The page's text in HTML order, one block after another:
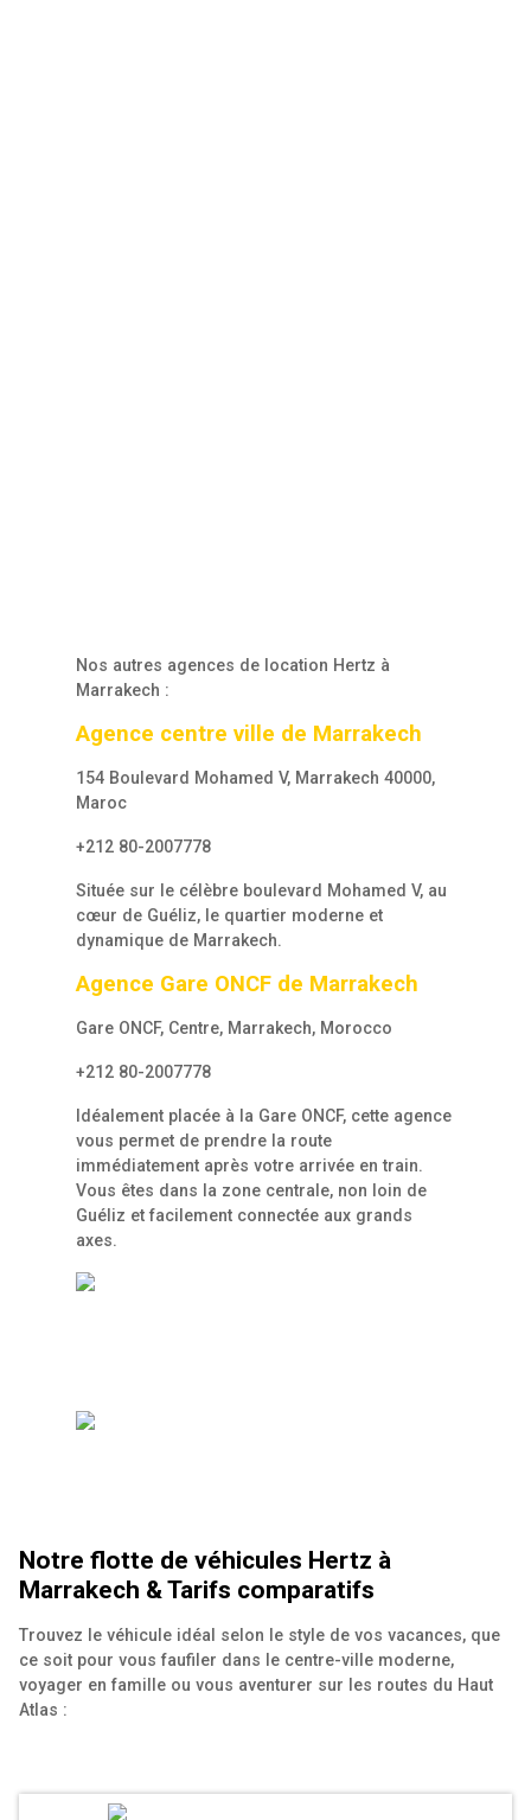
Nos autres agences de location Hertz à
Marrakech :
Agence centre ville de Marrakech
154 Boulevard Mohamed V, Marrakech 40000,
Maroc
+212 80-2007778
Située sur le célèbre boulevard Mohamed V, au
cœur de Guéliz, le quartier moderne et
dynamique de Marrakech.
Agence Gare ONCF de Marrakech
Gare ONCF, Centre, Marrakech, Morocco
+212 80-2007778
Idéalement placée à la Gare ONCF, cette agence
vous permet de prendre la route
immédiatement après votre arrivée en train.
Vous êtes dans la zone centrale, non loin de
Guéliz et facilement connectée aux grands
axes.
Notre flotte de véhicules Hertz à
Marrakech & Tarifs comparatifs
Trouvez le véhicule idéal selon le style de vos vacances, que
ce soit pour vous faufiler dans le centre-ville moderne,
voyager en famille ou vous aventurer sur les routes du Haut
Atlas :